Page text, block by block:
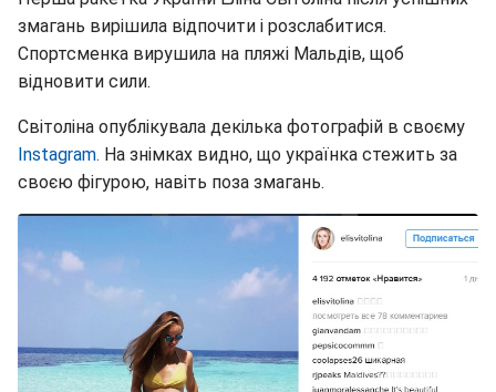
змагань вирішила відпочити і розслабитися.
Спортсменка вирушила на пляжі Мальдів, щоб
відновити сили.
Світоліна опублікувала декілька фотографій в своєму
Instagram. На знімках видно, що українка стежить за
своєю фігурою, навіть поза змагань.